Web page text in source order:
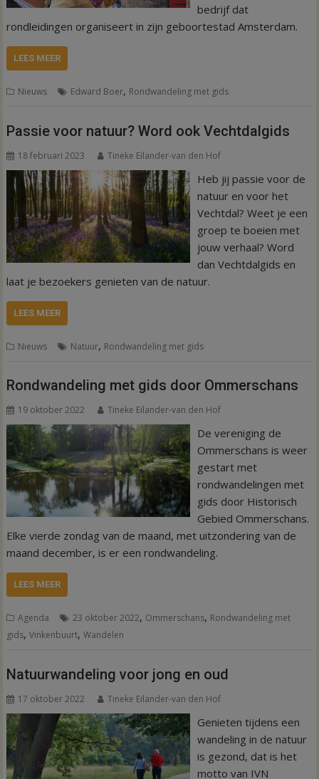
bedrijf dat
rondleidingen organiseert in zijn geboortestad Amsterdam.
LEES MEER
Nieuws Edward Boer, Rondwandeling met gids
Passie voor natuur? Word ook Vechtdalgids
18 februari 2023 Tineke Eilander-van den Hof
Heb jij passie voor de
natuur en voor het
Vechtdal? Weet je een
groep te boeien met
jouw verhaal? Word
dan Vechtdalgids en
laat je bezoekers genieten van de natuur.
LEES MEER
Nieuws Natuur, Rondwandeling met gids
Rondwandeling met gids door Ommerschans
19 oktober 2022 Tineke Eilander-van den Hof
De vereniging de
Ommerschans is weer
gestart met
rondwandelingen met
gids door Historisch
Gebied Ommerschans.
Elke vierde zondag van de maand, met uitzondering van de
maand december, is er een rondwandeling.
LEES MEER
Agenda 23 oktober 2022, Ommerschans, Rondwandeling met
gids,Vinkenbuurt,Wandelen
Natuurwandeling voor jong en oud
17 oktober 2022 Tineke Eilander-van den Hof
Genieten tijdens een
wandeling in de natuur
is gezond, dat is het
motto van IVN